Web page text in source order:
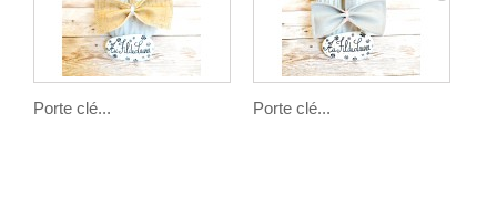
Porte clé... Porte clé...